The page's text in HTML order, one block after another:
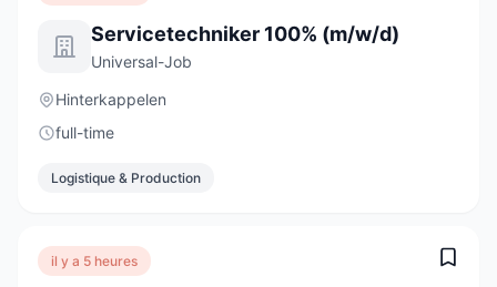
Servicetechniker 100% (m/w/d)
Universal-Job
Hinterkappelen
full-time
Logistique & Production
il y a 5 heures